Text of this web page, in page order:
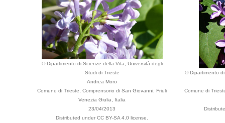
© Dipartimento di Scienze della Vita, Università degli
Studi di Trieste
Andrea Moro
Comune di Trieste, Comprensorio di San Giovanni, Friuli
Venezia Giulia, Italia
23/04/2013
Distributed under CC BY-SA 4.0 license.
© Dipartimento
Comune di